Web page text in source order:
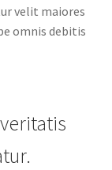
velit maiores
omnis debitis